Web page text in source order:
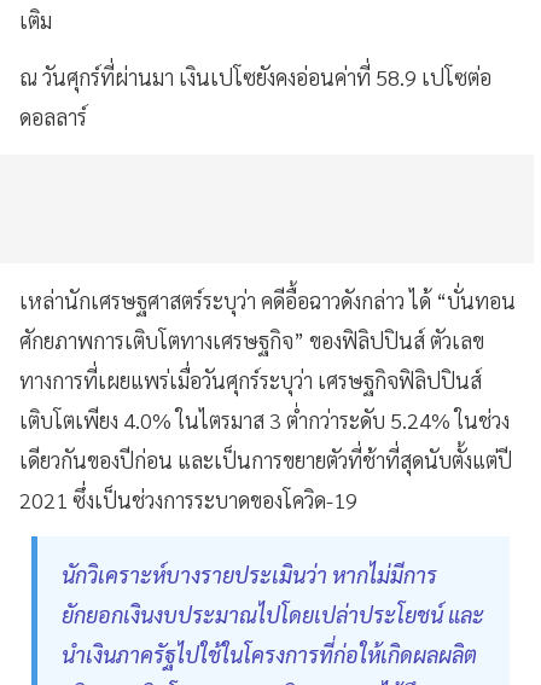
เติม
ณ วันศุกร์ที่ผ่านมา เงินเปโซยังคงอ่อนค่าที่ 58.9 เปโซต่อ
ดอลลาร์
เหล่านักเศรษฐศาสตร์ระบุว่า คดีอื้อฉาวดังกล่าว ได้ “บั่นทอน
ศักยภาพการเติบโตทางเศรษฐกิจ” ของฟิลิปปินส์ ตัวเลข
ทางการที่เผยแพร่เมื่อวันศุกร์ระบุว่า เศรษฐกิจฟิลิปปินส์
เติบโตเพียง 4.0% ในไตรมาส 3 ต่ำกว่าระดับ 5.24% ในช่วง
เดียวกันของปีก่อน และเป็นการขยายตัวที่ช้าที่สุดนับตั้งแต่ปี
2021 ซึ่งเป็นช่วงการระบาดของโควิด-19
นักวิเคราะห์บางรายประเมินว่า หากไม่มีการ
ยักยอกเงินงบประมาณไปโดยเปล่าประโยชน์ และ
นำเงินภาครัฐไปใช้ในโครงการที่ก่อให้เกิดผลผลิต